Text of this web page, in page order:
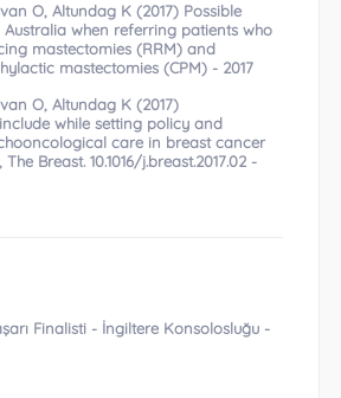
O, Altundag K (2017) Possible
when referring patients who
mastectomies (RRM) and
mastectomies (CPM) - 2017
O, Altundag K (2017)
while setting policy and
care in breast cancer
Breast. 10.1016/j.breast.2017.02 -
Finalisti - İngiltere Konsolosluğu -